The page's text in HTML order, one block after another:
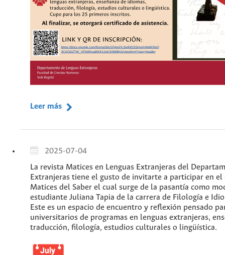
Leer más
2025-07-04
La revista Matices en Lenguas Extranjeras del
Extranjeras tiene el gusto de invitarte a participar en
Matices del Saber el cual surge de la pasantía como
estudiante Juliana Tapia de la carrera de Filología e
Este es un espacio de encuentro y reflexión pensado
universitarios de programas en lenguas extranjeras,
traducción, filología, estudios culturales o lingüística.